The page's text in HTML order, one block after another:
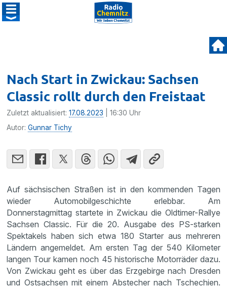
Nach Start in Zwickau: Sachsen
Classic rollt durch den Freistaat
Zuletzt aktualisiert:17.08.2023 | 16:30 Uhr
Autor:Gunnar Tichy
Auf sächsischen Straßen ist in den kommenden Tagen
wieder Automobilgeschichte erlebbar. Am
Donnerstagmittag startete in Zwickau die Oldtimer-Rallye
Sachsen Classic. Für die 20. Ausgabe des PS-starken
Spektakels haben sich etwa 180 Starter aus mehreren
Ländern angemeldet. Am ersten Tag der 540 Kilometer
langen Tour kamen noch 45 historische Motorräder dazu.
Von Zwickau geht es über das Erzgebirge nach Dresden
und Ostsachsen mit einem Abstecher nach Tschechien.